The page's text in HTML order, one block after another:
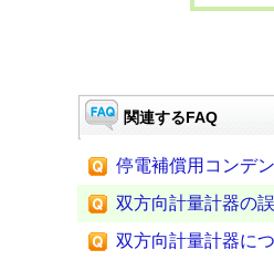
関連するFAQ
停電補償用コンデ
双方向計量計器の
双方向計量計器に